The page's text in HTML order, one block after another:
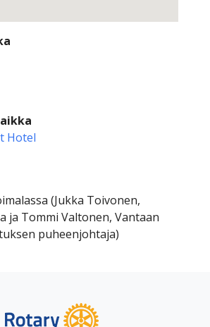
Hotel
(Jukka Toivonen,
ja Tommi Valtonen, Vantaan
puheenjohtaja)